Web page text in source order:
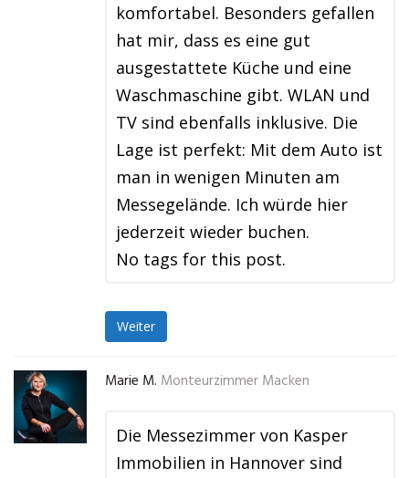
komfortabel. Besonders gefallen
hat mir, dass es eine gut
ausgestattete Küche und eine
Waschmaschine gibt. WLAN und
TV sind ebenfalls inklusive. Die
Lage ist perfekt: Mit dem Auto ist
man in wenigen Minuten am
Messegelände. Ich würde hier
jederzeit wieder buchen.
No tags for this post.
Weiter
Marie M. Monteurzimmer Macken
Die Messezimmer von Kasper
Immobilien in Hannover sind